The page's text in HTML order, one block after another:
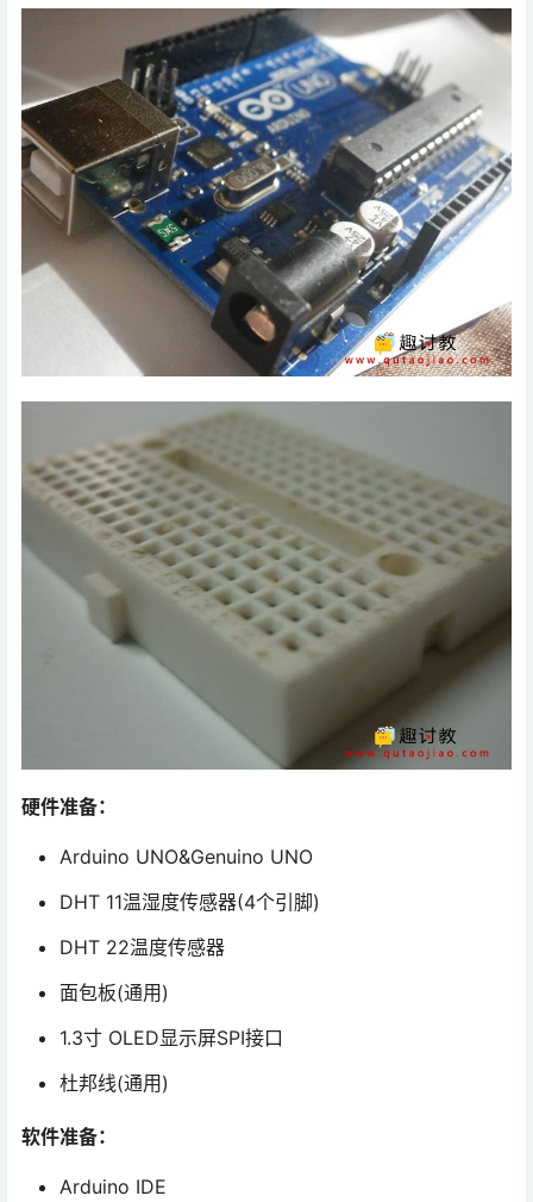
硬件准备：
Arduino UNO&Genuino UNO
DHT 11温湿度传感器(4个引脚)
DHT 22温度传感器
面包板(通用)
1.3寸 OLED显示屏SPI接口
杜邦线(通用)
软件准备：
Arduino IDE